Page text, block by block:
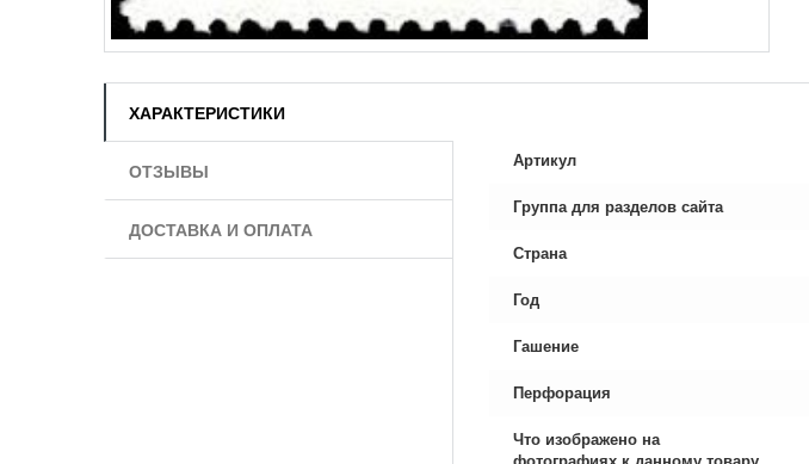
ХАРАКТЕРИСТИКИ
ОТЗЫВЫ
ДОСТАВКА И ОПЛАТА
Артикул
Группа для разделов сайта
Страна
Год
Гашение
Перфорация
Что изображено на
фотографиях к данному товару